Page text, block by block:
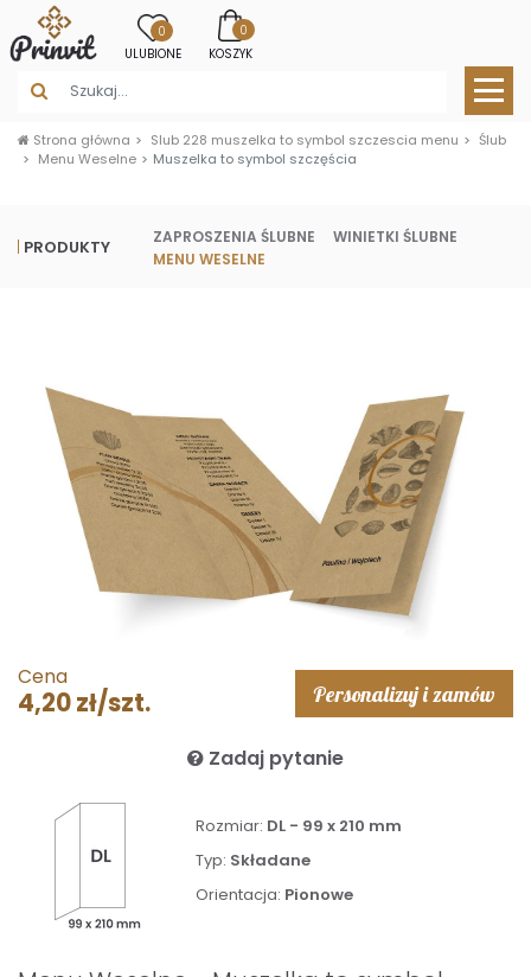
0
ULUBIONE
0
KOSZYK
Strona główna Slub 228 muszelka to symbol szczescia menu
Ślub
Menu Weselne
Muszelka to symbol szczęścia
PRODUKTY ZAPROSZENIA ŚLUBNE
WINIETKI ŚLUBNE
MENU WESELNE
Cena
4,20 zł/szt. Personalizuj i zamów
Zadaj pytanie
Rozmiar: DL - 99 x 210 mm
Typ: Składane
Orientacja: Pionowe